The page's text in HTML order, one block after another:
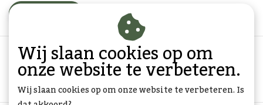
Wij slaan cookies op om
onze website te verbeteren.
Wij slaan cookies op om onze website te verbeteren. Is